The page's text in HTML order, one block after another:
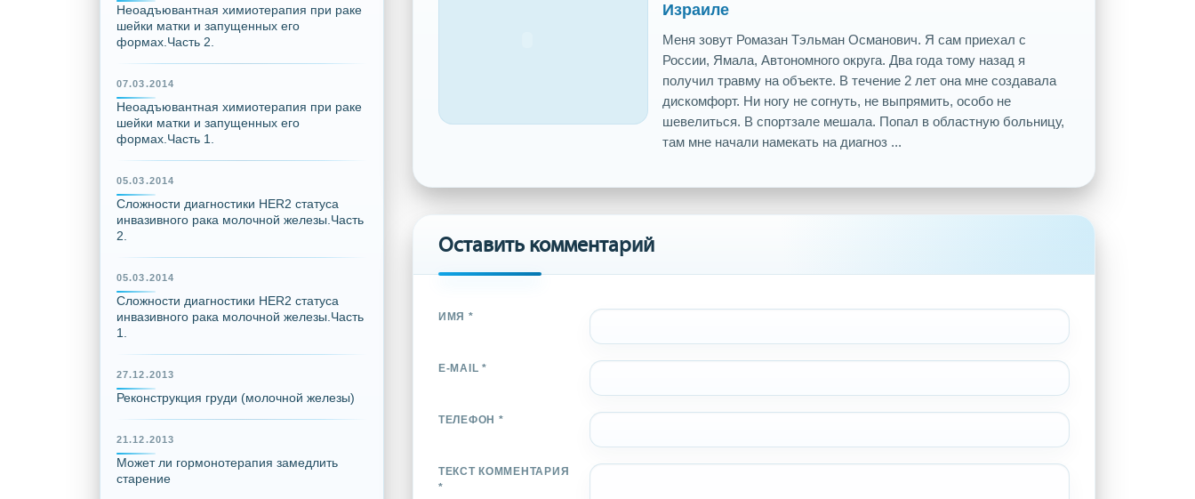
Неоадъювантная химиотерапия при раке
шейки матки и запущенных его
формах.Часть 2.
07.03.2014
Неоадъювантная химиотерапия при раке
шейки матки и запущенных его
формах.Часть 1.
05.03.2014
Сложности диагностики HER2 статуса
инвазивного рака молочной железы.Часть
2.
05.03.2014
Сложности диагностики HER2 статуса
инвазивного рака молочной железы.Часть
1.
27.12.2013
Реконструкция груди (молочной железы)
21.12.2013
Может ли гормонотерапия замедлить
старение
Израиле
Меня зовут Ромазан Тэльман Османович. Я сам приехал с
России, Ямала, Автономного округа. Два года тому назад я
получил травму на объекте. В течение 2 лет она мне создавала
дискомфорт. Ни ногу не согнуть, не выпрямить, особо не
шевелиться. В спортзале мешала. Попал в областную больницу,
там мне начали намекать на диагноз ...
Оставить комментарий
ИМЯ *
E-MAIL *
ТЕЛЕФОН *
ТЕКСТ КОММЕНТАРИЯ
*